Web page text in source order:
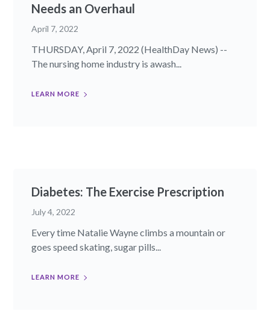
Needs an Overhaul
April 7, 2022
THURSDAY, April 7, 2022 (HealthDay News) --
The nursing home industry is awash...
LEARN MORE
Diabetes: The Exercise Prescription
July 4, 2022
Every time Natalie Wayne climbs a mountain or
goes speed skating, sugar pills...
LEARN MORE